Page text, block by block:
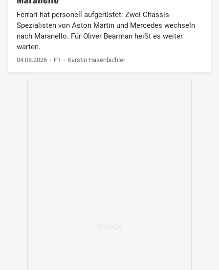
Ferrari hat personell aufgerüstet: Zwei Chassis-
Spezialisten von Aston Martin und Mercedes wechseln
nach Maranello. Für Oliver Bearman heißt es weiter
warten.
04.08.2026 F1 Kerstin Hasenbichler